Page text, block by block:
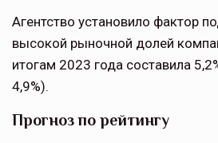
Агентство установило фактор
высокой рыночной долей
итогам 2023 года составила
4,9%).
Прогноз по рейтингу